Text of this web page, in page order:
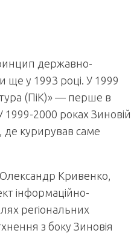
державно-
ще у 1993 році. У 1999
(ПіК)» — перше в
2000 роках Зиновій
де курирував саме
Кривенко,
інформаційно-
регіональних
з боку Зиновія